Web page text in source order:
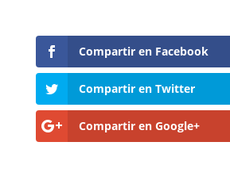
Compartir en Facebook
Compartir en Twitter
Compartir en Google+